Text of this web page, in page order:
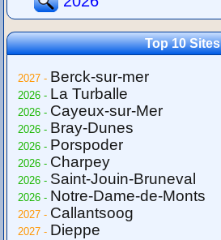
Top 10 Sites
2027 - Berck-sur-mer
2026 - La Turballe
2026 - Cayeux-sur-Mer
2026 - Bray-Dunes
2026 - Porspoder
2026 - Charpey
2026 - Saint-Jouin-Bruneval
2026 - Notre-Dame-de-Monts
2027 - Callantsoog
2027 - Dieppe